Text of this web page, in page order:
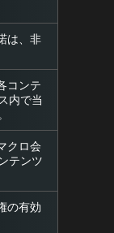
は、非
コンテ
内で当
クロ会
テンツ
の有効